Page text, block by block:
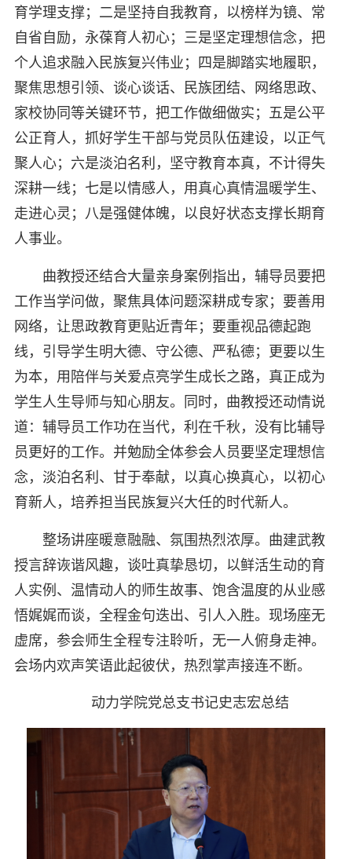
育学理支撑；二是坚持自我教育，以榜样为镜、常
自省自励，永葆育人初心；三是坚定理想信念，把
个人追求融入民族复兴伟业；四是脚踏实地履职，
聚焦思想引领、谈心谈话、民族团结、网络思政、
家校协同等关键环节，把工作做细做实；五是公平
公正育人，抓好学生干部与党员队伍建设，以正气
聚人心；六是淡泊名利，坚守教育本真，不计得失
深耕一线；七是以情感人，用真心真情温暖学生、
走进心灵；八是强健体魄，以良好状态支撑长期育
人事业。
曲教授还结合大量亲身案例指出，辅导员要把
工作当学问做，聚焦具体问题深耕成专家；要善用
网络，让思政教育更贴近青年；要重视品德起跑
线，引导学生明大德、守公德、严私德；更要以生
为本，用陪伴与关爱点亮学生成长之路，真正成为
学生人生导师与知心朋友。同时，曲教授还动情说
道：辅导员工作功在当代，利在千秋，没有比辅导
员更好的工作。并勉励全体参会人员要坚定理想信
念，淡泊名利、甘于奉献，以真心换真心，以初心
育新人，培养担当民族复兴大任的时代新人。
整场讲座暖意融融、氛围热烈浓厚。曲建武教
授言辞诙谐风趣，谈吐真挚恳切，以鲜活生动的育
人实例、温情动人的师生故事、饱含温度的从业感
悟娓娓而谈，全程金句迭出、引人入胜。现场座无
虚席，参会师生全程专注聆听，无一人俯身走神。
会场内欢声笑语此起彼伏，热烈掌声接连不断。
动力学院党总支书记史志宏总结